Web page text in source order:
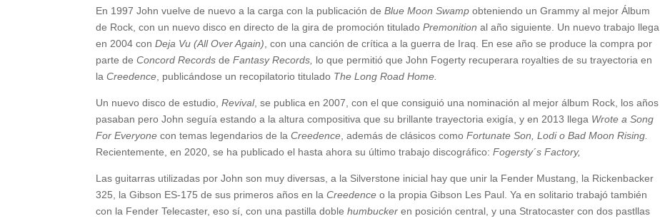
En 1997 John vuelve de nuevo a la carga con la publicación deBlue Moon Swamp obteniendo un Grammy al mejor Álbum
de Rock, con un nuevo disco en directo de la gira de promoción tituladoPremonition al año siguiente. Un nuevo trabajo llega
en 2004 conDeja Vu (All Over Again), con una canción de crítica a la guerra de Iraq. En ese año se produce la compra por
parte deConcord Records deFantasy Records, lo que permitió que John Fogerty recuperara royalties de su trayectoria en
laCreedence, publicándose un recopilatorio titulado The Long Road Home.
Un nuevo disco de estudio,Revival, se publica en 2007, con el que consiguió una nominación al mejor álbum Rock, los años
pasaban pero John seguía estando a la altura compositiva que su brillante trayectoria exigía, y en 2013 llega Wrote a Song
For Everyone con temas legendarios de laCreedence, además de clásicos comoFortunate Son, Lodi o Bad Moon Rising.
Recientemente, en 2020, se ha publicado el hasta ahora su último trabajo discográfico: Fogersty´s Factory,
Las guitarras utilizadas por John son muy diversas, a la Silverstone inicial hay que unir la Fender Mustang, la Rickenbacker
325, la Gibson ES-175 de sus primeros años en laCreedence o la propia Gibson Les Paul. Ya en solitario trabajó también
con la Fender Telecaster, eso sí, con una pastilla doblehumbucker en posición central, y una Stratocaster con dos pastllas